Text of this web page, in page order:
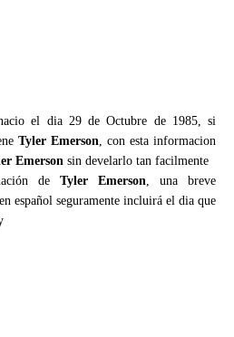
el dia 29 de Octubre de 1985, si
Tyler Emerson, con esta informacion
Emerson sin develarlo tan facilmente
de Tyler Emerson, una breve
en español seguramente incluirá el dia que